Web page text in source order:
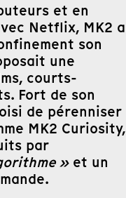
et en
Netflix, MK2 a
son
une
courts-
Fort de son
de pérenniser
MK2 Curiosity,
par
»et un